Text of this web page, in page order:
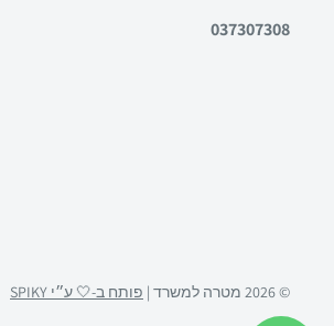
037307308
© 2026 מטרה למשרד | פותח ב-🤍 ע״י SPIKY